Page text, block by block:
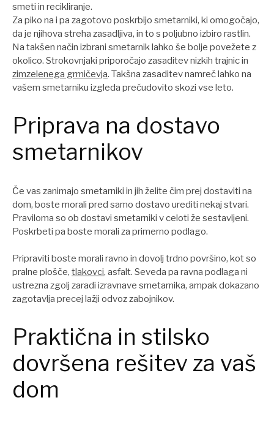
smeti in recikliranje.
Za piko na i pa zagotovo poskrbijo smetarniki, ki omogočajo,
da je njihova streha zasadljiva, in to s poljubno izbiro rastlin.
Na takšen način izbrani smetarnik lahko še bolje povežete z
okolico. Strokovnjaki priporočajo zasaditev nizkih trajnic in
zimzelenega grmičevja. Takšna zasaditev namreč lahko na
vašem smetarniku izgleda prečudovito skozi vse leto.
Priprava na dostavo
smetarnikov
Če vas zanimajo smetarniki in jih želite čim prej dostaviti na
dom, boste morali pred samo dostavo urediti nekaj stvari.
Praviloma so ob dostavi smetarniki v celoti že sestavljeni.
Poskrbeti pa boste morali za primerno podlago.
Pripraviti boste morali ravno in dovolj trdno površino, kot so
pralne plošče, tlakovci, asfalt. Seveda pa ravna podlaga ni
ustrezna zgolj zaradi izravnave smetarnika, ampak dokazano
zagotavlja precej lažji odvoz zabojnikov.
Praktična in stilsko
dovršena rešitev za vaš
dom